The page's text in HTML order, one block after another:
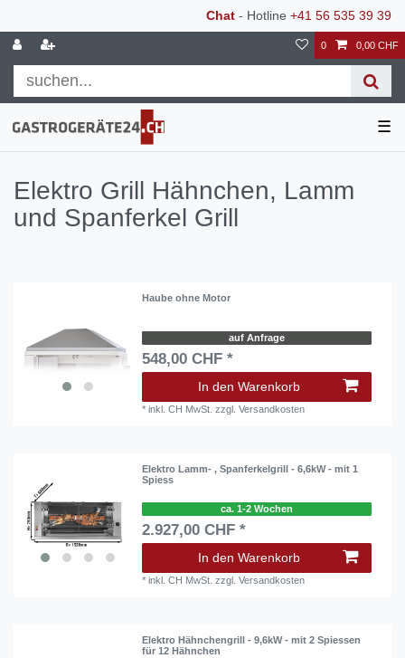
Chat - Hotline +41 56 535 39 39
0 0,00 CHF
☰
Elektro Grill Hähnchen, Lamm
und Spanferkel Grill
Haube ohne Motor
auf Anfrage
548,00 CHF *
In den Warenkorb
*inkl. CH MwSt. zzgl.Versandkosten
Elektro Lamm- , Spanferkelgrill - 6,6kW - mit 1
Spiess
ca. 1-2 Wochen
2.927,00 CHF *
In den Warenkorb
*inkl. CH MwSt. zzgl.Versandkosten
Elektro Hähnchengrill - 9,6kW - mit 2 Spiessen
für 12 Hähnchen